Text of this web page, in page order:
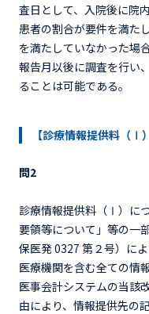
査日として、入院後に院
患者の割合が要件を満た
を満たしていなかった場
報告月以後に調査を行い
ることは可能である。
【診療情報提供料（Ⅰ
問2
診療情報提供料（Ⅰ）に
要領等について」等の一
保医発 0327 第２号）に
医療機関を含む全ての情
医事会計システムの当該
由により、情報提供先の